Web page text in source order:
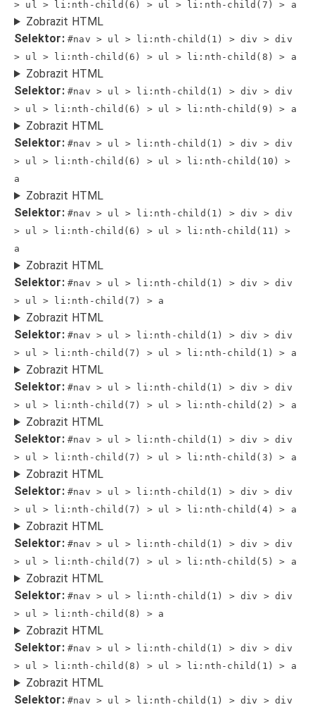
> ul > li:nth-child(6) > ul > li:nth-child(7) > a
Zobrazit HTML
Selektor: #nav > ul > li:nth-child(1) > div > div
> ul > li:nth-child(6) > ul > li:nth-child(8) > a
Zobrazit HTML
Selektor: #nav > ul > li:nth-child(1) > div > div
> ul > li:nth-child(6) > ul > li:nth-child(9) > a
Zobrazit HTML
Selektor: #nav > ul > li:nth-child(1) > div > div
> ul > li:nth-child(6) > ul > li:nth-child(10) >
a
Zobrazit HTML
Selektor: #nav > ul > li:nth-child(1) > div > div
> ul > li:nth-child(6) > ul > li:nth-child(11) >
a
Zobrazit HTML
Selektor: #nav > ul > li:nth-child(1) > div > div
> ul > li:nth-child(7) > a
Zobrazit HTML
Selektor: #nav > ul > li:nth-child(1) > div > div
> ul > li:nth-child(7) > ul > li:nth-child(1) > a
Zobrazit HTML
Selektor: #nav > ul > li:nth-child(1) > div > div
> ul > li:nth-child(7) > ul > li:nth-child(2) > a
Zobrazit HTML
Selektor: #nav > ul > li:nth-child(1) > div > div
> ul > li:nth-child(7) > ul > li:nth-child(3) > a
Zobrazit HTML
Selektor: #nav > ul > li:nth-child(1) > div > div
> ul > li:nth-child(7) > ul > li:nth-child(4) > a
Zobrazit HTML
Selektor: #nav > ul > li:nth-child(1) > div > div
> ul > li:nth-child(7) > ul > li:nth-child(5) > a
Zobrazit HTML
Selektor: #nav > ul > li:nth-child(1) > div > div
> ul > li:nth-child(8) > a
Zobrazit HTML
Selektor: #nav > ul > li:nth-child(1) > div > div
> ul > li:nth-child(8) > ul > li:nth-child(1) > a
Zobrazit HTML
Selektor: #nav > ul > li:nth-child(1) > div > div